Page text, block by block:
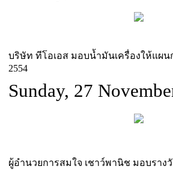
บริษัท ทีโอเอส มอบน้ำมันเครื่องให้แผ
2554
Sunday, 27
ผู้อำนวยการสมใจ เชาว์พานิช มอบราง